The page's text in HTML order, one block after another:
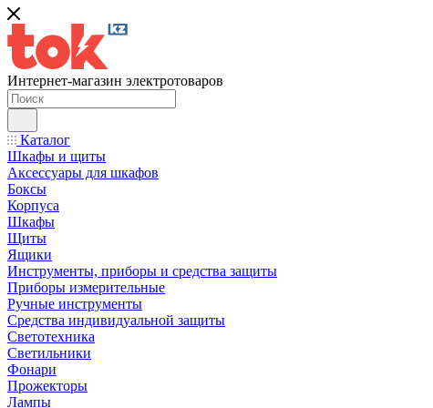
Интернет-магазин электротоваров
Каталог
Шкафы и щиты
Аксессуары для шкафов
Боксы
Корпуса
Шкафы
Щиты
Ящики
Инструменты, приборы и средства защиты
Приборы измерительные
Ручные инструменты
Средства индивидуальной защиты
Светотехника
Светильники
Фонари
Прожекторы
Лампы